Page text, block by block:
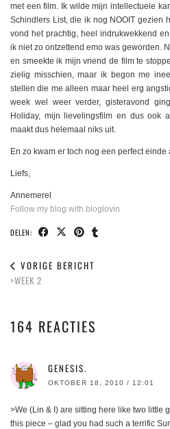
met een film. Ik wilde mijn intellectuele
Schindlers List, die ik nog NOOIT gezien
vond het prachtig, heel indrukwekkend
ik niet zo ontzettend emo was geworden.
en smeekte ik mijn vriend de film te
zielig misschien, maar ik begon me
stellen die me alleen maar heel erg
week wel weer verder, gisteravond
Holiday, mijn lievelingsfilm en dus ook
maakt dus helemaal niks uit.
En zo kwam er toch nog een perfect
Liefs,
Annemerel
Follow my blog with bloglovin
DELEN:
VORIGE BERICHT
>WEEK 2
164 REACTIES
GENESIS.
OKTOBER 18, 2010 / 12:01
>We (Lin & I) are sitting here like two little
this piece – glad you had such a terrific